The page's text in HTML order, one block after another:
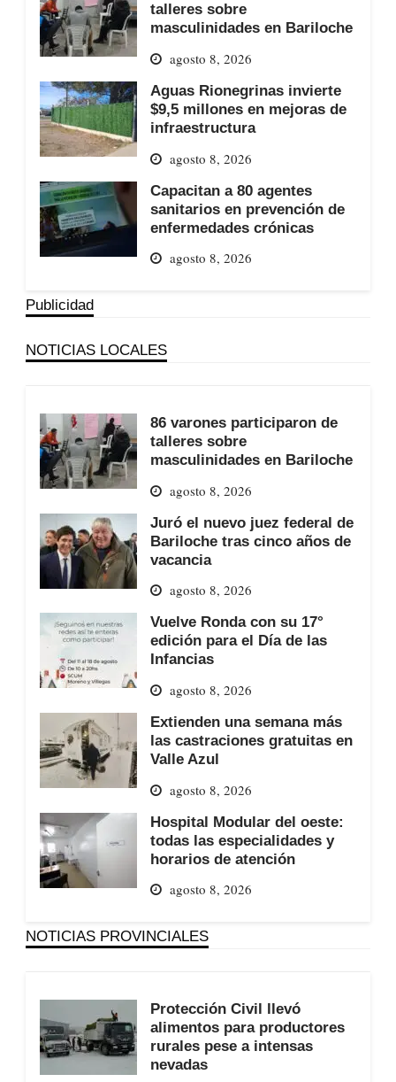
talleres sobre
masculinidades en Bariloche
agosto 8, 2026
Aguas Rionegrinas invierte
$9,5 millones en mejoras de
infraestructura
agosto 8, 2026
Capacitan a 80 agentes
sanitarios en prevención de
enfermedades crónicas
agosto 8, 2026
Publicidad
NOTICIAS LOCALES
86 varones participaron de
talleres sobre
masculinidades en Bariloche
agosto 8, 2026
Juró el nuevo juez federal de
Bariloche tras cinco años de
vacancia
agosto 8, 2026
Vuelve Ronda con su 17°
edición para el Día de las
Infancias
agosto 8, 2026
Extienden una semana más
las castraciones gratuitas en
Valle Azul
agosto 8, 2026
Hospital Modular del oeste:
todas las especialidades y
horarios de atención
agosto 8, 2026
NOTICIAS PROVINCIALES
Protección Civil llevó
alimentos para productores
rurales pese a intensas
nevadas